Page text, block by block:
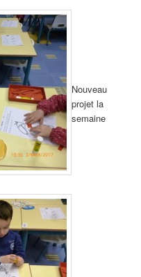
Nouveau
projet la
semaine